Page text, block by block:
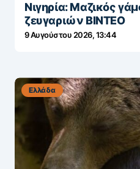
Νιγηρία: Μαζικός
ζευγαριών ΒΙΝΤΕΟ
9 Αυγούστου 2026, 13:44
Ελλάδα